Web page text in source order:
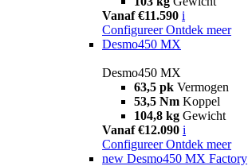
Vanaf €11.590 i
Configureer Ontdek meer
Desmo450 MX
Desmo450 MX
63,5 pk Vermogen
53,5 Nm Koppel
104,8 kg Gewicht
Vanaf €12.090 i
Configureer Ontdek meer
new Desmo450 MX Factory